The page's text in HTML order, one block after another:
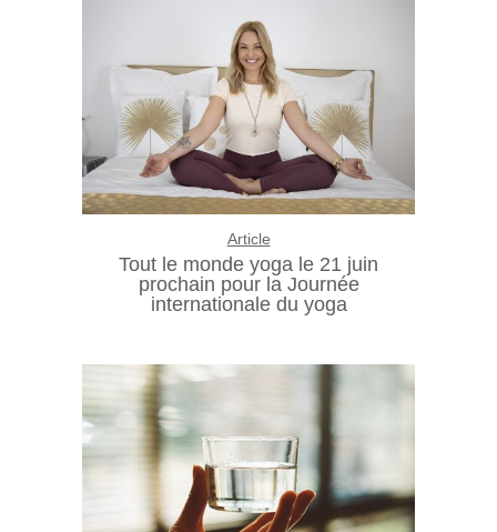
Article
Tout le monde yoga le 21 juin
prochain pour la Journée
internationale du yoga